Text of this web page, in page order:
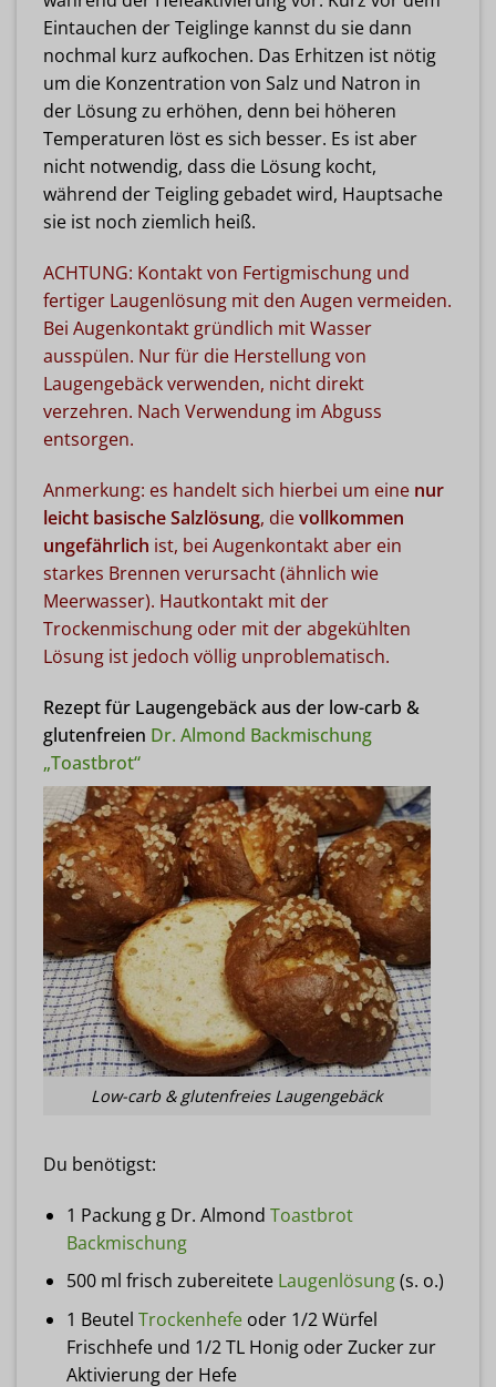
Eintauchen der Teiglinge kannst du sie dann
nochmal kurz aufkochen. Das Erhitzen ist nötig
um die Konzentration von Salz und Natron in
der Lösung zu erhöhen, denn bei höheren
Temperaturen löst es sich besser. Es ist aber
nicht notwendig, dass die Lösung kocht,
während der Teigling gebadet wird, Hauptsache
sie ist noch ziemlich heiß.
ACHTUNG: Kontakt von Fertigmischung und
fertiger Laugenlösung mit den Augen vermeiden.
Bei Augenkontakt gründlich mit Wasser
ausspülen. Nur für die Herstellung von
Laugengebäck verwenden, nicht direkt
verzehren. Nach Verwendung im Abguss
entsorgen.
Anmerkung: es handelt sich hierbei um eine nur
leicht basische Salzlösung, dievollkommen
ungefährlich ist, bei Augenkontakt aber ein
starkes Brennen verursacht (ähnlich wie
Meerwasser). Hautkontakt mit der
Trockenmischung oder mit der abgekühlten
Lösung ist jedoch völlig unproblematisch.
Rezept für Laugengebäck aus der low-carb &
glutenfreien Dr. Almond Backmischung
„Toastbrot“
Low-carb & glutenfreies Laugengebäck
Du benötigst:
1 Packung g Dr. Almond Toastbrot
Backmischung
500 ml frisch zubereitete Laugenlösung(s. o.)
1 Beutel Trockenhefeoder 1/2 Würfel
Frischhefe und 1/2 TL Honig oder Zucker zur
Aktivierung der Hefe